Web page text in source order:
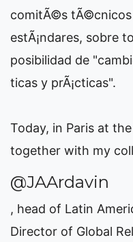
comitÃ©s tÃ©cnicos
estÃ¡ndares, sobre
posibilidad de
ticas y prÃ¡cticas".
Today, in Paris at
together with my
@JAArdavin
, head of Latin
Director of Global